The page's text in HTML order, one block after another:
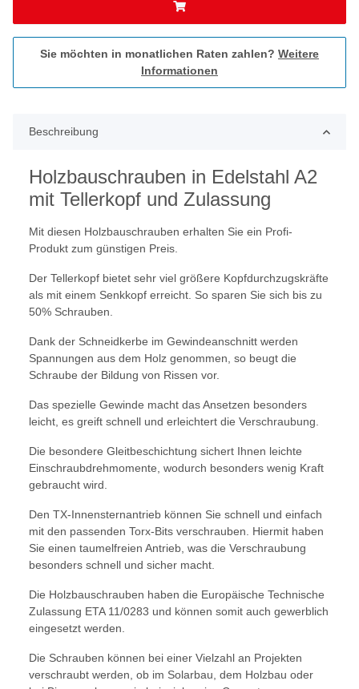
Sie möchten in monatlichen Raten zahlen? Weitere
Informationen
Beschreibung
Holzbauschrauben in Edelstahl A2
mit Tellerkopf und Zulassung
Mit diesen Holzbauschrauben erhalten Sie ein Profi-
Produkt zum günstigen Preis.
Der Tellerkopf bietet sehr viel größere Kopfdurchzugskräfte
als mit einem Senkkopf erreicht. So sparen Sie sich bis zu
50% Schrauben.
Dank der Schneidkerbe im Gewindeanschnitt werden
Spannungen aus dem Holz genommen, so beugt die
Schraube der Bildung von Rissen vor.
Das spezielle Gewinde macht das Ansetzen besonders
leicht, es greift schnell und erleichtert die Verschraubung.
Die besondere Gleitbeschichtung sichert Ihnen leichte
Einschraubdrehmomente, wodurch besonders wenig Kraft
gebraucht wird.
Den TX-Innensternantrieb können Sie schnell und einfach
mit den passenden Torx-Bits verschrauben. Hiermit haben
Sie einen taumelfreien Antrieb, was die Verschraubung
besonders schnell und sicher macht.
Die Holzbauschrauben haben die Europäische Technische
Zulassung ETA 11/0283 und können somit auch gewerblich
eingesetzt werden.
Die Schrauben können bei einer Vielzahl an Projekten
verschraubt werden, ob im Solarbau, dem Holzbau oder